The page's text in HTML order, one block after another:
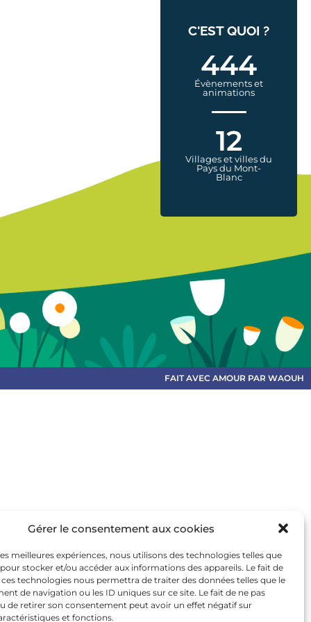
Gérer le consentement aux cookies
meilleures expériences, nous utilisons des technologies telles que
stocker et/ou accéder aux informations des appareils. Le fait de
technologies nous permettra de traiter des données telles que le
de navigation ou les ID uniques sur ce site. Le fait de ne pas
de retirer son consentement peut avoir un effet négatif sur
et fonctions.
C'EST QUOI ?
444
Évènements et
animations
12
Villages et villes du
Pays du Mont-
Blanc
FAIT AVEC AMOUR PAR WAOUH